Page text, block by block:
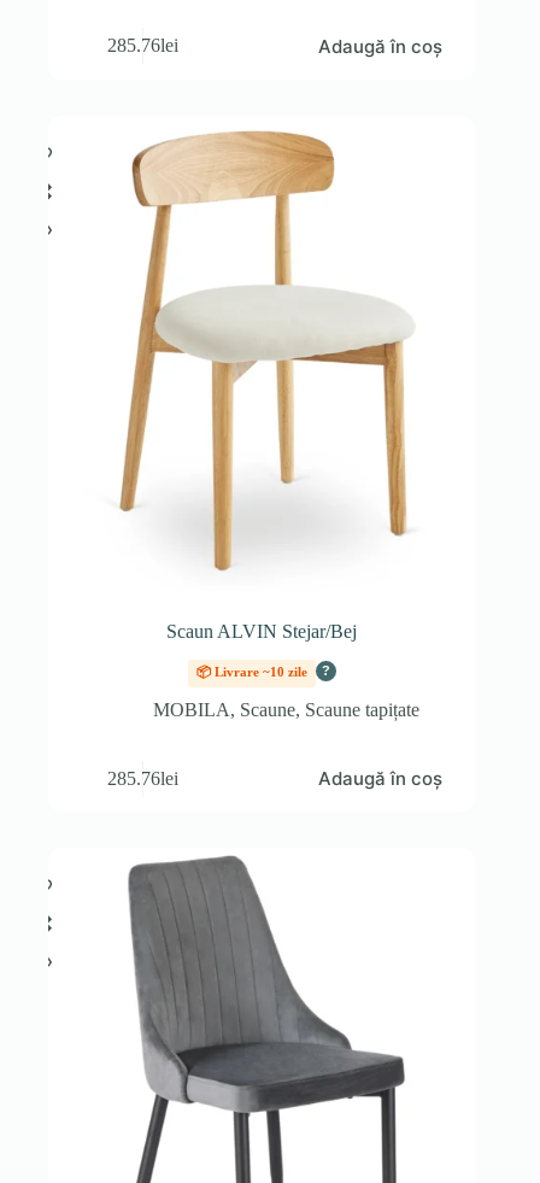
285.76lei Adaugă în coș
Scaun ALVIN Stejar/Bej
📦 Livrare ~10 zile ?
MOBILA, Scaune, Scaune tapițate
285.76lei Adaugă în coș